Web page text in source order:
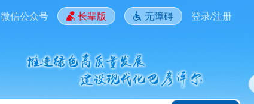
微信公众号 长辈版 无障碍 登录/注册